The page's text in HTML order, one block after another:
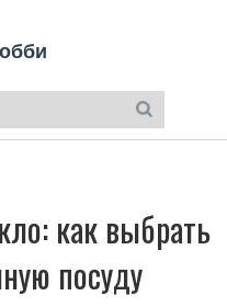
как выбрать
посуду